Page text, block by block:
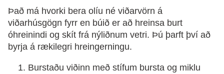
Það má hvorki bera olíu né viðarvörn á
viðarhúsgögn fyrr en búið er að hreinsa burt
óhreinindi og skít frá nýliðnum vetri. Þú þarft því að
byrja á rækilegri hreingerningu.
Burstaðu viðinn með stífum bursta og miklu